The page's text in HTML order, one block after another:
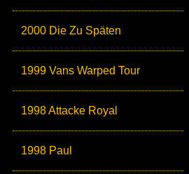
2000 Die Zu Späten
1999 Vans Warped Tour
1998 Attacke Royal
1998 Paul